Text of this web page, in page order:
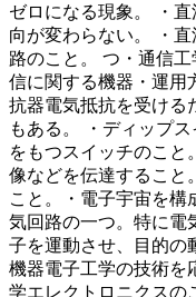
ゼロになる現象。 ・
向が変わらない。 ・
路のこと。 つ・通信
信に関する機器・運用
抗器電気抵抗を受ける
もある。 ・ディップ
をもつスイッチのこと
像などを伝達すること
こと。・電子宇宙を構
気回路の一つ。特に電
子を運動させ、目的の
機器電子工学の技術を
学エレクトロニクスの